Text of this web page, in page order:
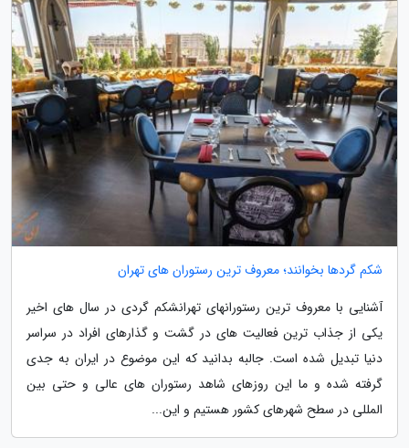
شکم گردها بخوانند؛ معروف ترین رستوران های تهران
آشنایی با معروف ترین رستورانهای تهرانشکم گردی در سال های اخیر
یکی از جذاب ترین فعالیت های در گشت و گذارهای افراد در سراسر
دنیا تبدیل شده است. جالبه بدانید که این موضوع در ایران به جدی
گرفته شده و ما این روزهای شاهد رستوران های عالی و حتی بین
المللی در سطح شهرهای کشور هستیم و این...